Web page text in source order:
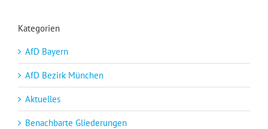
Kategorien
AfD Bayern
AfD Bezirk München
Aktuelles
Benachbarte Gliederungen